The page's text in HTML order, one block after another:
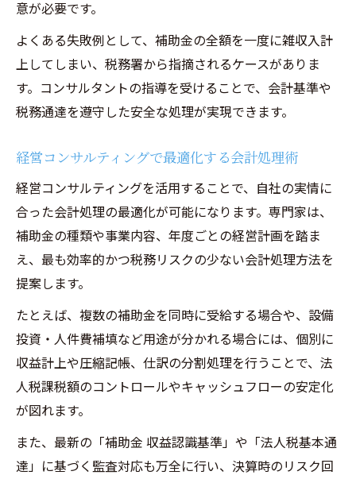
意が必要です。
よくある失敗例として、補助金の全額を一度に雑収入計
上してしまい、税務署から指摘されるケースがありま
す。コンサルタントの指導を受けることで、会計基準や
税務通達を遵守した安全な処理が実現できます。
経営コンサルティングで最適化する会計処理術
経営コンサルティングを活用することで、自社の実情に
合った会計処理の最適化が可能になります。専門家は、
補助金の種類や事業内容、年度ごとの経営計画を踏ま
え、最も効率的かつ税務リスクの少ない会計処理方法を
提案します。
たとえば、複数の補助金を同時に受給する場合や、設備
投資・人件費補填など用途が分かれる場合には、個別に
収益計上や圧縮記帳、仕訳の分割処理を行うことで、法
人税課税額のコントロールやキャッシュフローの安定化
が図れます。
また、最新の「補助金 収益認識基準」や「法人税基本通
達」に基づく監査対応も万全に行い、決算時のリスク回